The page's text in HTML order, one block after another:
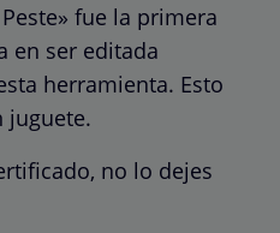
fue la primera
en ser editada
herramienta. Esto
juguete.
no lo dejes